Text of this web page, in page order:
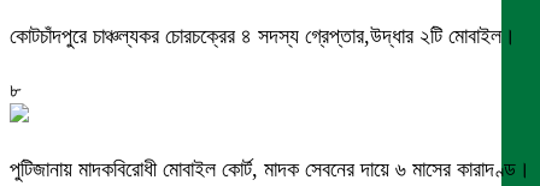
কোটচাঁদপুরে চাঞ্চল্যকর চোরচক্রের ৪ সদস্য গ্রেপ্তার,উদ্ধার ২টি মোবাইল।
৮
পুটিজানায় মাদকবিরোধী মোবাইল কোর্ট, মাদক সেবনের দায়ে ৬ মাসের কারাদণ্ড।